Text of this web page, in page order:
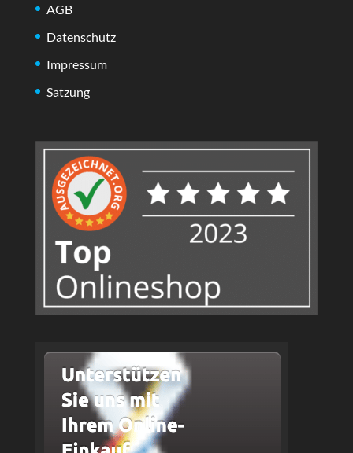
AGB
Datenschutz
Impressum
Satzung